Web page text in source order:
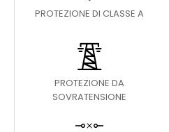
PROTEZIONE DI CLASSE A
PROTEZIONE DA
SOVRATENSIONE